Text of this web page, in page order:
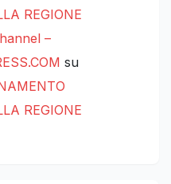
REGIONE
–
su
REGIONE